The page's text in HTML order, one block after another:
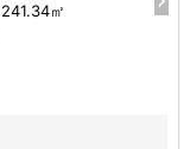
241.34㎡